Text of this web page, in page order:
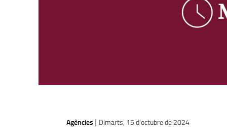
Agències | Dimarts, 15 d'octubre de 2024